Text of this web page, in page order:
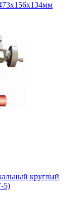
круглый
5)